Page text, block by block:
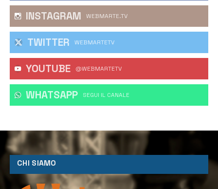
INSTAGRAM WEBMARTE.TV
TWITTER WEBMARTETV
YOUTUBE @WEBMARTETV
WHATSAPP ‎SEGUI IL CANALE
CHI SIAMO